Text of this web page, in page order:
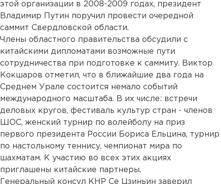
этой организации в 2008-2009 годах, президент
Владимир Путин поручил провести очередной
саммит Свердловской области.
Члены областного правительства обсудили с
китайскими дипломатами возможные пути
сотрудничества при подготовке к саммиту. Виктор
Кокшаров отметил, что в ближайшие два года на
Среднем Урале состоится немало событий
международного масштаба. В их числе: встречи
деловых кругов, фестиваль культур стран - членов
ШОС, женский турнир по волейболу на приз
первого президента России Бориса Ельцина, турнир
по настольному теннису, чемпионат мира по
шахматам. К участию во всех этих акциях
приглашены китайские партнеры.
Генеральный консул КНР Се Цзиньин заверил